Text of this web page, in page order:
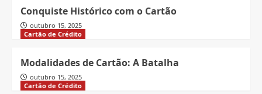
Conquiste Histórico com o Cartão
outubro 15, 2025
Cartão de Crédito
Modalidades de Cartão: A Batalha
outubro 15, 2025
Cartão de Crédito